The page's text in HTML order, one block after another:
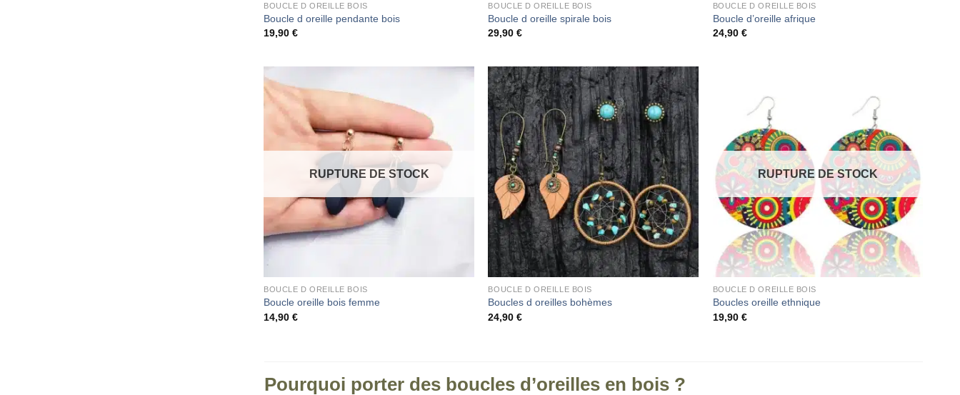
BOUCLE D OREILLE BOIS
Boucle d oreille pendante bois
19,90€
BOUCLE D OREILLE BOIS
Boucle d oreille spirale bois
29,90€
BOUCLE D OREILLE BOIS
Boucle d’oreille afrique
24,90 €
RUPTURE DE STOCK
BOUCLE D OREILLE BOIS
Boucle oreille bois femme
14,90€
BOUCLE D OREILLE BOIS
Boucles d oreilles bohèmes
24,90€
RUPTURE DE STOCK
BOUCLE D OREILLE BOIS
Boucles oreille ethnique
19,90 €
Pourquoi porter des boucles d’oreilles en bois ?